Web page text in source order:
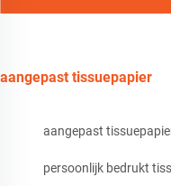
aangepast tissuepapier
aangepast
persoonlijk bedrukt